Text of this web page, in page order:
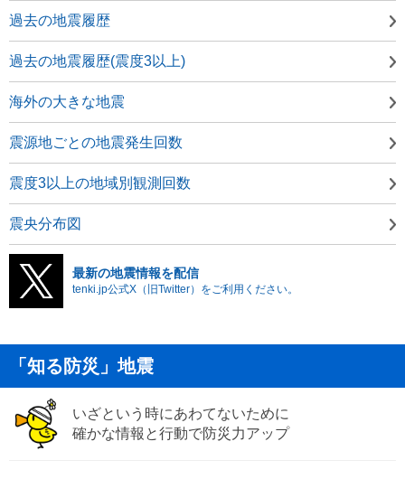
過去の地震履歴
過去の地震履歴(震度3以上)
海外の大きな地震
震源地ごとの地震発生回数
震度3以上の地域別観測回数
震央分布図
最新の地震情報を配信
tenki.jp公式X（旧Twitter）をご利用ください。
「知る防災」地震
いざという時にあわてないために
確かな情報と行動で防災力アップ